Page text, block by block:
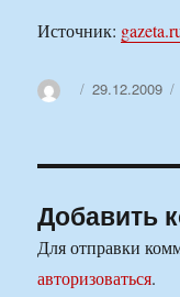
Источник:
Автор29.12.2009
Добавить
Для отправки
авторизоваться.